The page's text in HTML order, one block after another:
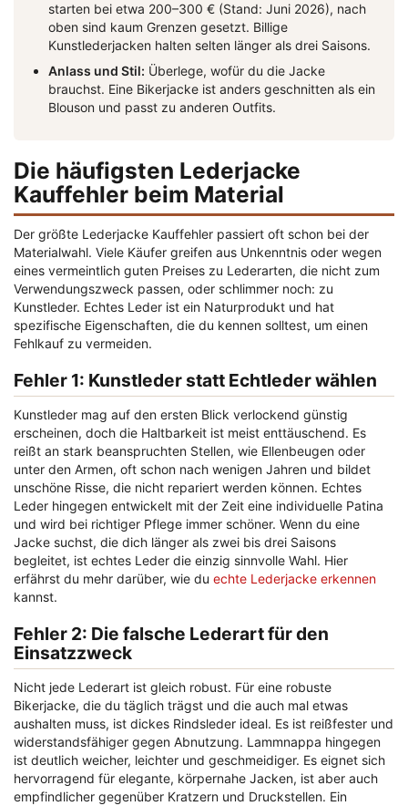
starten bei etwa 200–300 € (Stand: Juni 2026), nach
oben sind kaum Grenzen gesetzt. Billige
Kunstlederjacken halten selten länger als drei Saisons.
Anlass und Stil: Überlege, wofür du die Jacke
brauchst. Eine Bikerjacke ist anders geschnitten als ein
Blouson und passt zu anderen Outfits.
Die häufigsten Lederjacke
Kauffehler beim Material
Der größte Lederjacke Kauffehler passiert oft schon bei der
Materialwahl. Viele Käufer greifen aus Unkenntnis oder wegen
eines vermeintlich guten Preises zu Lederarten, die nicht zum
Verwendungszweck passen, oder schlimmer noch: zu
Kunstleder. Echtes Leder ist ein Naturprodukt und hat
spezifische Eigenschaften, die du kennen solltest, um einen
Fehlkauf zu vermeiden.
Fehler 1: Kunstleder statt Echtleder wählen
Kunstleder mag auf den ersten Blick verlockend günstig
erscheinen, doch die Haltbarkeit ist meist enttäuschend. Es
reißt an stark beanspruchten Stellen, wie Ellenbeugen oder
unter den Armen, oft schon nach wenigen Jahren und bildet
unschöne Risse, die nicht repariert werden können. Echtes
Leder hingegen entwickelt mit der Zeit eine individuelle Patina
und wird bei richtiger Pflege immer schöner. Wenn du eine
Jacke suchst, die dich länger als zwei bis drei Saisons
begleitet, ist echtes Leder die einzig sinnvolle Wahl. Hier
erfährst du mehr darüber, wie du echte Lederjacke erkennen
kannst.
Fehler 2: Die falsche Lederart für den
Einsatzzweck
Nicht jede Lederart ist gleich robust. Für eine robuste
Bikerjacke, die du täglich trägst und die auch mal etwas
aushalten muss, ist dickes Rindsleder ideal. Es ist reißfester und
widerstandsfähiger gegen Abnutzung. Lammnappa hingegen
ist deutlich weicher, leichter und geschmeidiger. Es eignet sich
hervorragend für elegante, körpernahe Jacken, ist aber auch
empfindlicher gegenüber Kratzern und Druckstellen. Ein